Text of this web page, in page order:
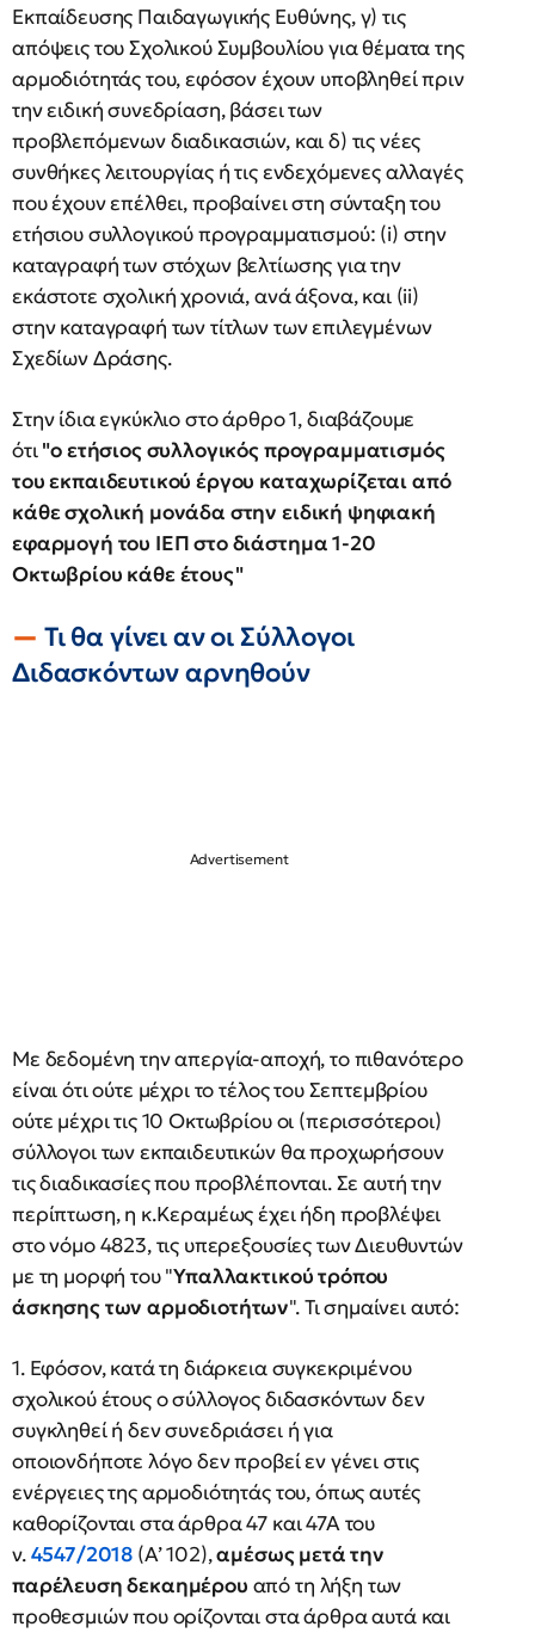
Εκπαίδευσης Παιδαγωγικής Ευθύνης, γ) τις
απόψεις του Σχολικού Συμβουλίου για θέματα της
αρμοδιότητάς του, εφόσον έχουν υποβληθεί πριν
την ειδική συνεδρίαση, βάσει των
προβλεπόμενων διαδικασιών, και δ) τις νέες
συνθήκες λειτουργίας ή τις ενδεχόμενες αλλαγές
που έχουν επέλθει, προβαίνει στη σύνταξη του
ετήσιου συλλογικού προγραμματισμού: (i) στην
καταγραφή των στόχων βελτίωσης για την
εκάστοτε σχολική χρονιά, ανά άξονα, και (ii)
στην καταγραφή των τίτλων των επιλεγμένων
Σχεδίων Δράσης.
Στην ίδια εγκύκλιο στο άρθρο 1, διαβάζουμε
ότι"ο ετήσιος συλλογικός προγραμματισμός
του εκπαιδευτικού έργου καταχωρίζεται από
κάθε σχολική μονάδα στην ειδική ψηφιακή
εφαρμογή του ΙΕΠ στοδιάστημα 1-20
Οκτωβρίου κάθε έτους"
Τι θα γίνει αν οι Σύλλογοι
Διδασκόντων αρνηθούν
Με δεδομένη την απεργία-αποχή, το πιθανότερο
είναι ότι ούτε μέχρι το τέλος του Σεπτεμβρίου
ούτε μέχρι τις 10 Οκτωβρίου οι (περισσότεροι)
σύλλογοι των εκπαιδευτικών θα προχωρήσουν
τις διαδικασίες που προβλέπονται. Σε αυτή την
περίπτωση, η κ.Κεραμέως έχει ήδη προβλέψει
στο νόμο 4823, τις υπερεξουσίες των Διευθυντών
με τη μορφή του "Υπαλλακτικού τρόπου
άσκησης των αρμοδιοτήτων". Τι σημαίνει αυτό:
1. Εφόσον, κατά τη διάρκεια συγκεκριμένου
σχολικού έτους ο σύλλογος διδασκόντων δεν
συγκληθεί ή δεν συνεδριάσει ή για
οποιονδήποτε λόγο δεν προβεί εν γένει στις
ενέργειες της αρμοδιότητάς του, όπως αυτές
καθορίζονται στα άρθρα 47 και 47Α του
ν.4547/2018 (Α’ 102),αμέσως μετά την
παρέλευση δεκαημέρου από τη λήξη των
προθεσμιών που ορίζονται στα άρθρα αυτά και